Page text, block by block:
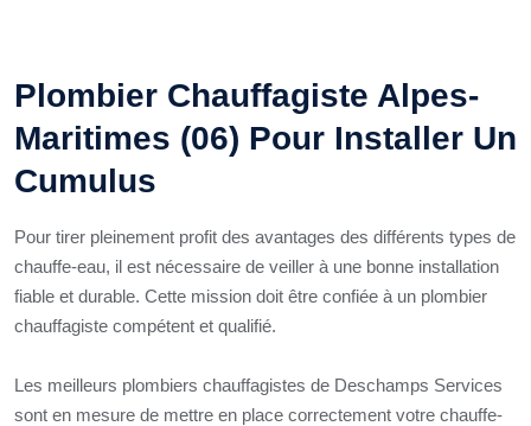
Plombier Chauffagiste Alpes-
Maritimes (06) Pour Installer Un
Cumulus
Pour tirer pleinement profit des avantages des différents types de
chauffe-eau, il est nécessaire de veiller à une bonne installation
fiable et durable. Cette mission doit être confiée à un plombier
chauffagiste compétent et qualifié.
Les meilleurs plombiers chauffagistes de Deschamps Services
sont en mesure de mettre en place correctement votre chauffe-